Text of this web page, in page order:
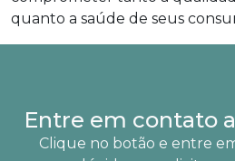
quanto a saúde de seus
Entre em contato
Clique no botão e entre